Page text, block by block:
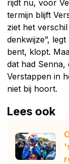
rijdt nu, voor
termijn blijft
ziet het
denkwijze”,
bent, klopt.
dat had Senna,
Verstappen in
niet bij hoort.
Lees ook